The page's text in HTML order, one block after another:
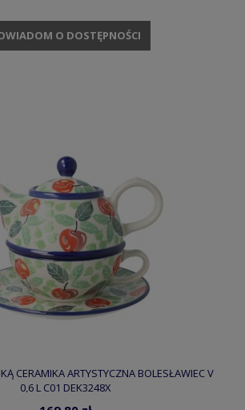
O DOSTĘPNOŚCI
CERAMIKA ARTYSTYCZNA BOLESŁAWIEC V
0,6 L C01 DEK3248X